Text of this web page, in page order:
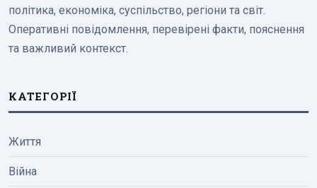
політика, економіка, суспільство, регіони та світ.
Оперативні повідомлення, перевірені факти, пояснення
та важливий контекст.
КАТЕГОРІЇ
Життя
Війна